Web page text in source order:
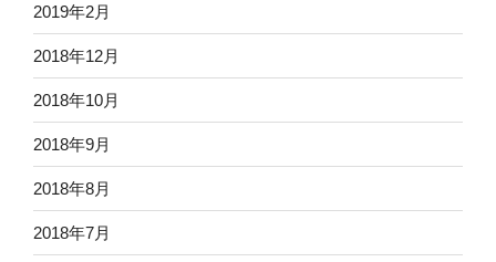
2019年2月
2018年12月
2018年10月
2018年9月
2018年8月
2018年7月